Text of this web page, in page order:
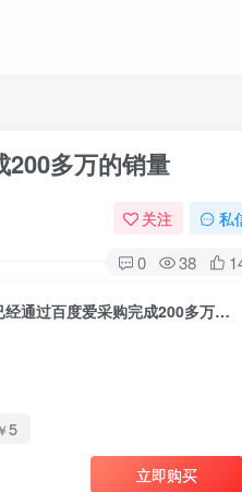
200多万的销量
关注 私
0 38
大王·怎么通过百度爱采购赚钱，已经通过百度爱采购完成200多万的销量
￥5
立即购买